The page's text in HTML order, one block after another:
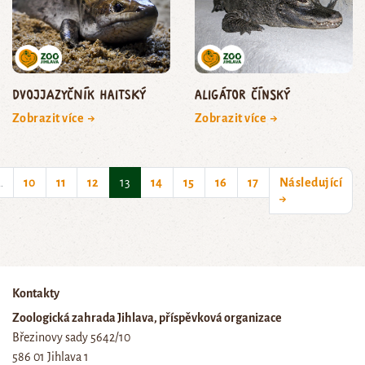
dvojjazyčník haitský
Zobrazit více →
aligátor čínský
Zobrazit více →
10 11 12 13(current)
14 15 16 17
Následující
→
Kontakty
Zoologická zahrada Jihlava, příspěvková organizace
Březinovy sady 5642/10
586 01 Jihlava 1